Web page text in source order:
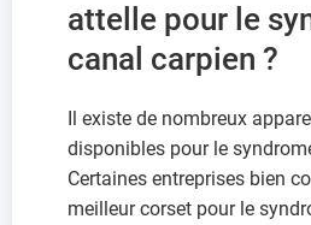
attelle pour le
canal carpien ?
Il existe de nombreux
disponibles pour le
Certaines entreprises bien
meilleur corset pour le